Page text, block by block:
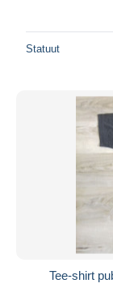
Statuut
Tee-shirt